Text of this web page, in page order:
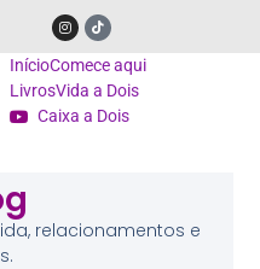
InícioComece aqui
LivrosVida a Dois
Caixa a Dois
relacionamentos e